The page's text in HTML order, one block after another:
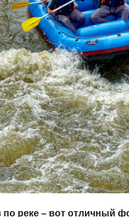
реке – вот отличный